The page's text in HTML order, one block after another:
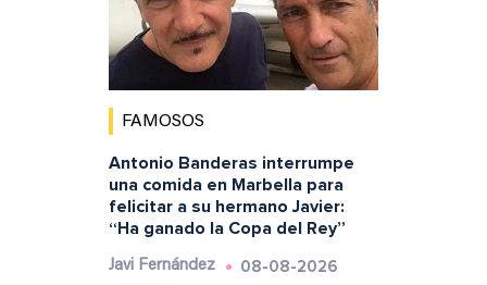
FAMOSOS
Antonio Banderas interrumpe
una comida en Marbella para
felicitar a su hermano Javier:
“Ha ganado la Copa del Rey”
Javi Fernández 08-08-2026